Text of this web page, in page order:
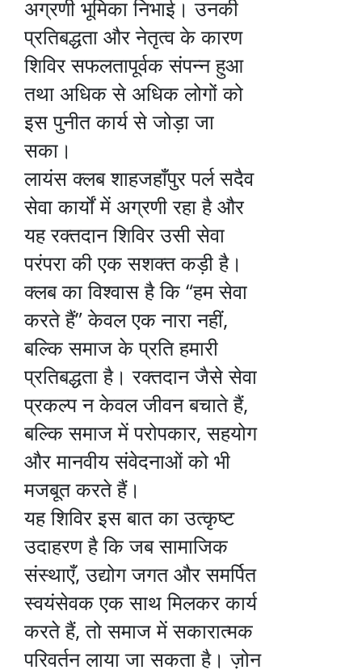
अग्रणी भूमिका निभाई। उनकी
प्रतिबद्धता और नेतृत्व के कारण
शिविर सफलतापूर्वक संपन्न हुआ
तथा अधिक से अधिक लोगों को
इस पुनीत कार्य से जोड़ा जा
सका।
लायंस क्लब शाहजहाँपुर पर्ल सदैव
सेवा कार्यों में अग्रणी रहा है और
यह रक्तदान शिविर उसी सेवा
परंपरा की एक सशक्त कड़ी है।
क्लब का विश्वास है कि “हम सेवा
करते हैं” केवल एक नारा नहीं,
बल्कि समाज के प्रति हमारी
प्रतिबद्धता है। रक्तदान जैसे सेवा
प्रकल्प न केवल जीवन बचाते हैं,
बल्कि समाज में परोपकार, सहयोग
और मानवीय संवेदनाओं को भी
मजबूत करते हैं।
यह शिविर इस बात का उत्कृष्ट
उदाहरण है कि जब सामाजिक
संस्थाएँ, उद्योग जगत और समर्पित
स्वयंसेवक एक साथ मिलकर कार्य
करते हैं, तो समाज में सकारात्मक
परिवर्तन लाया जा सकता है। ज़ोन